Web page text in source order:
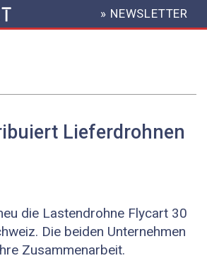
HEADER
MENU
» NEWSLETTER
Lieferdrohnen
die Lastendrohne Flycart 30
Die beiden Unternehmen
Zusammenarbeit.